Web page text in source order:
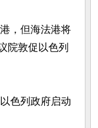
，但海法港将
院敦促以色列
色列政府启动